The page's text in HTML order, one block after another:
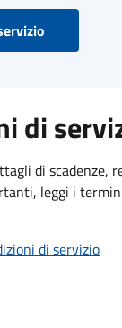
di
di scadenze,
leggi i
di servizio